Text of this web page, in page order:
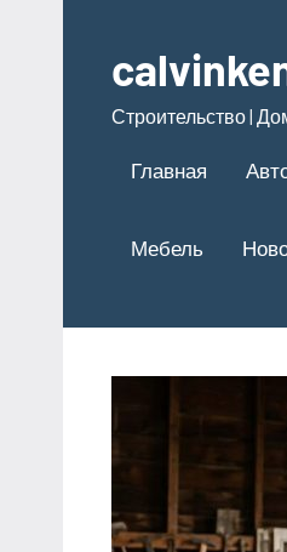
содержимому
Строительство |
Главная
Мебель